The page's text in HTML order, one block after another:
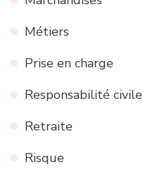
Métiers
Prise en charge
Responsabilité civile
Retraite
Risque